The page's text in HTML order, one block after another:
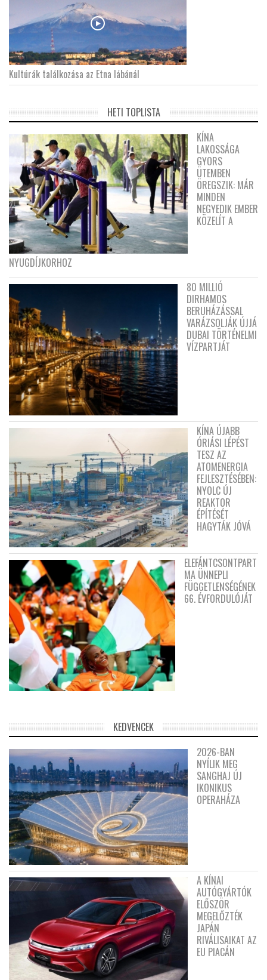
Kultúrák találkozása az Etna lábánál
HETI TOPLISTA
KÍNA
LAKOSSÁGA
GYORS
ÜTEMBEN
ÖREGSZIK: MÁR
MINDEN
NEGYEDIK EMBER
KÖZELÍT A
NYUGDÍJKORHOZ
80 MILLIÓ
DIRHAMOS
BERUHÁZÁSSAL
VARÁZSOLJÁK ÚJJÁ
DUBAI TÖRTÉNELMI
VÍZPARTJÁT
KÍNA ÚJABB
ÓRIÁSI LÉPÉST
TESZ AZ
ATOMENERGIA
FEJLESZTÉSÉBEN:
NYOLC ÚJ
REAKTOR
ÉPÍTÉSÉT
HAGYTÁK JÓVÁ
ELEFÁNTCSONTPART
MA ÜNNEPLI
FÜGGETLENSÉGÉNEK
66. ÉVFORDULÓJÁT
KEDVENCEK
2026-BAN
NYÍLIK MEG
SANGHAJ ÚJ
IKONIKUS
OPERAHÁZA
A KÍNAI
AUTÓGYÁRTÓK
ELŐSZÖR
MEGELŐZTÉK
JAPÁN
RIVÁLISAIKAT AZ
EU PIACÁN